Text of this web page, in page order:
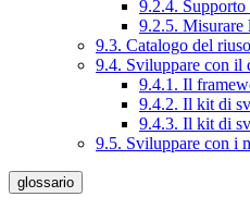
9.2.4. Supporto
9.2.5. Misurare
9.3. Catalogo del riuso
9.4. Sviluppare con il
9.4.1. Il
9.4.2. Il kit di
9.4.3. Il kit di
9.5. Sviluppare con i
glossario